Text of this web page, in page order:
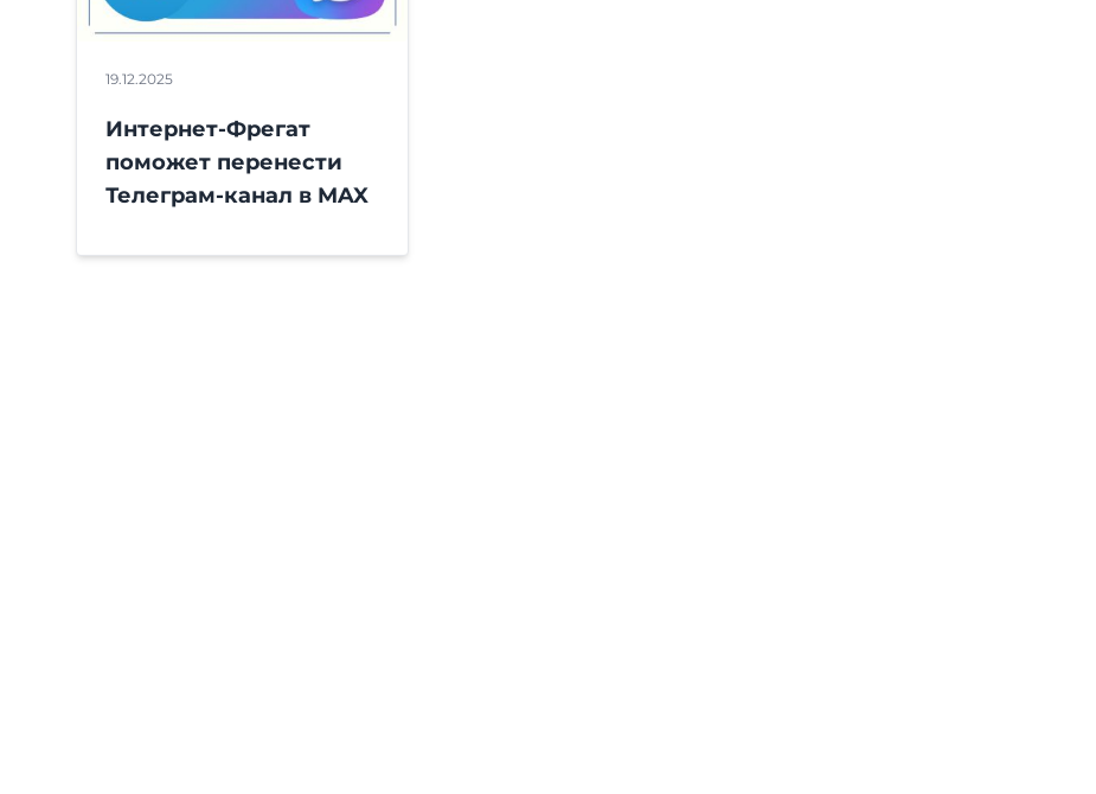
19.12.2025
Интернет-Фрегат
поможет перенести
Телеграм-канал в MAX